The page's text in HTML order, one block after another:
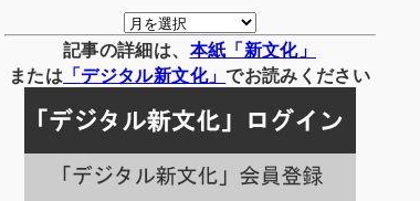
月
別
の
事
一
覧
記事の詳細は、 本紙「新文化」
または 「デジタル新文化」でお読みください